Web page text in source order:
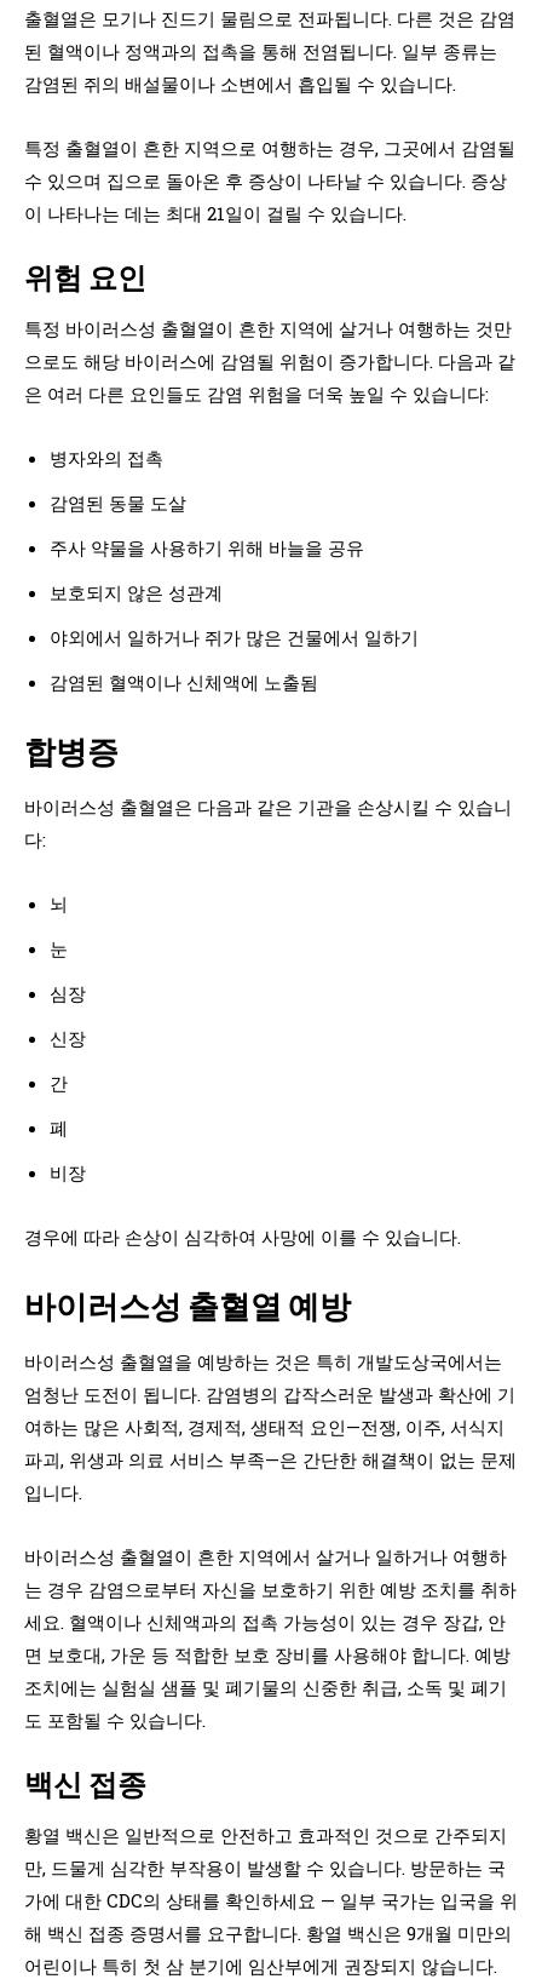
출혈열은 모기나 진드기 물림으로 전파됩니다. 다른 것은 감염
된 혈액이나 정액과의 접촉을 통해 전염됩니다. 일부 종류는
감염된 쥐의 배설물이나 소변에서 흡입될 수 있습니다.
특정 출혈열이 흔한 지역으로 여행하는 경우, 그곳에서 감염될
수 있으며 집으로 돌아온 후 증상이 나타날 수 있습니다. 증상
이 나타나는 데는 최대 21일이 걸릴 수 있습니다.
위험 요인
특정 바이러스성 출혈열이 흔한 지역에 살거나 여행하는 것만
으로도 해당 바이러스에 감염될 위험이 증가합니다. 다음과 같
은 여러 다른 요인들도 감염 위험을 더욱 높일 수 있습니다:
병자와의 접촉
감염된 동물 도살
주사 약물을 사용하기 위해 바늘을 공유
보호되지 않은 성관계
야외에서 일하거나 쥐가 많은 건물에서 일하기
감염된 혈액이나 신체액에 노출됨
합병증
바이러스성 출혈열은 다음과 같은 기관을 손상시킬 수 있습니
다:
뇌
눈
심장
신장
간
폐
비장
경우에 따라 손상이 심각하여 사망에 이를 수 있습니다.
바이러스성 출혈열 예방
바이러스성 출혈열을 예방하는 것은 특히 개발도상국에서는
엄청난 도전이 됩니다. 감염병의 갑작스러운 발생과 확산에 기
여하는 많은 사회적, 경제적, 생태적 요인—전쟁, 이주, 서식지
파괴, 위생과 의료 서비스 부족—은 간단한 해결책이 없는 문제
입니다.
바이러스성 출혈열이 흔한 지역에서 살거나 일하거나 여행하
는 경우 감염으로부터 자신을 보호하기 위한 예방 조치를 취하
세요. 혈액이나 신체액과의 접촉 가능성이 있는 경우 장갑, 안
면 보호대, 가운 등 적합한 보호 장비를 사용해야 합니다. 예방
조치에는 실험실 샘플 및 폐기물의 신중한 취급, 소독 및 폐기
도 포함될 수 있습니다.
백신 접종
황열 백신은 일반적으로 안전하고 효과적인 것으로 간주되지
만, 드물게 심각한 부작용이 발생할 수 있습니다. 방문하는 국
가에 대한 CDC의 상태를 확인하세요 — 일부 국가는 입국을 위
해 백신 접종 증명서를 요구합니다. 황열 백신은 9개월 미만의
어린이나 특히 첫 삼 분기에 임산부에게 권장되지 않습니다.